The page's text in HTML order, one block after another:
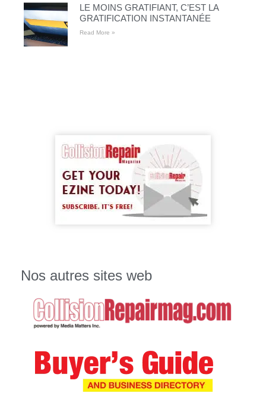
LE MOINS GRATIFIANT, C’EST LA
GRATIFICATION INSTANTANÉE
Read More »
Nos autres sites web